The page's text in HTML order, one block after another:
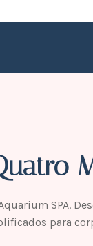
SPA.
para